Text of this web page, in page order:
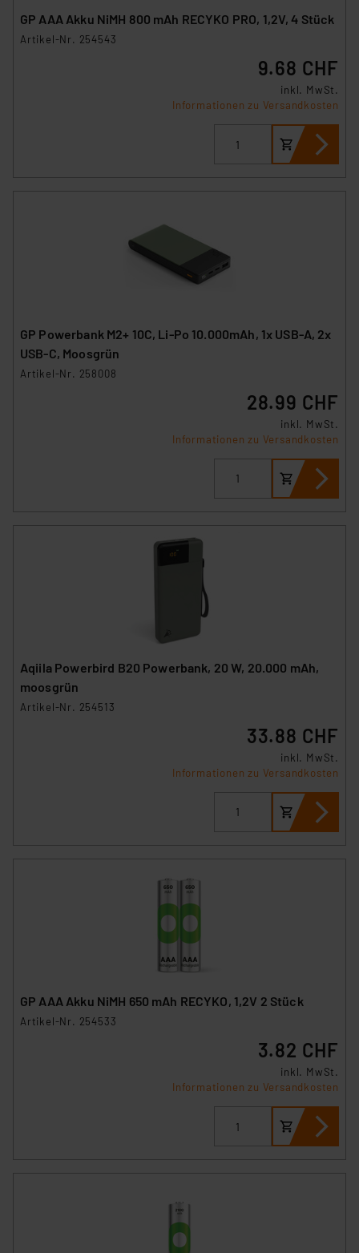
GP AAA Akku NiMH 800 mAh RECYKO PRO, 1,2V, 4 Stück
Artikel-Nr. 254543
9.68 CHF
inkl. MwSt.
Informationen zu Versandkosten
GP Powerbank M2+ 10C, Li-Po 10.000mAh, 1x USB-A, 2x
USB-C, Moosgrün
Artikel-Nr. 258008
28.99 CHF
inkl. MwSt.
Informationen zu Versandkosten
Aqiila Powerbird B20 Powerbank, 20 W, 20.000 mAh,
moosgrün
Artikel-Nr. 254513
33.88 CHF
inkl. MwSt.
Informationen zu Versandkosten
GP AAA Akku NiMH 650 mAh RECYKO, 1,2V 2 Stück
Artikel-Nr. 254533
3.82 CHF
inkl. MwSt.
Informationen zu Versandkosten